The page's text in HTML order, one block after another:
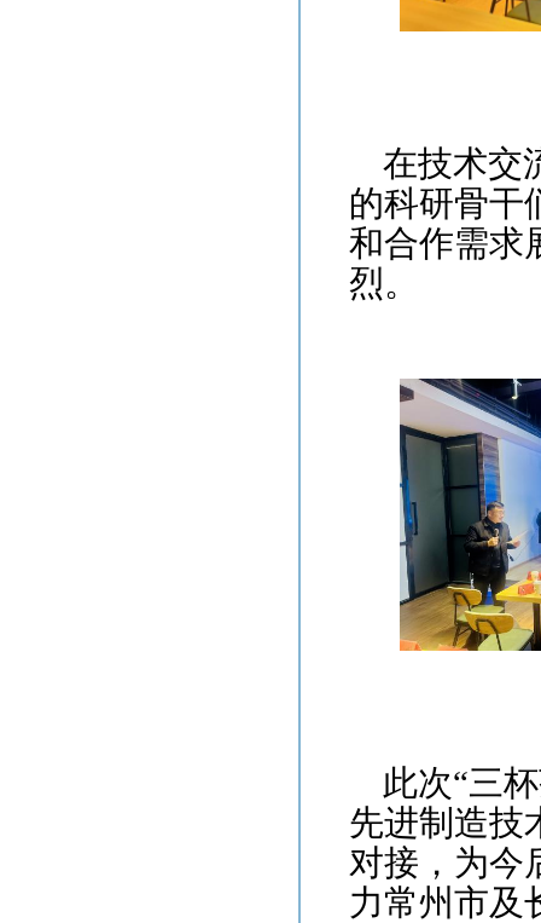
在技术交
的科研骨干
和合作需求
烈。
此次“三
先进制造技
对接，为今
力常州市及